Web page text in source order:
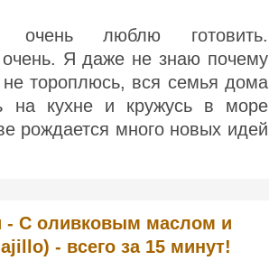
люблю готовить.
очень. Я даже не знаю почему
тороплюсь, вся семья дома
на кухне и кружусь в море
рождается много новых идей
- С оливковым маслом и
- всего за 15 минут!